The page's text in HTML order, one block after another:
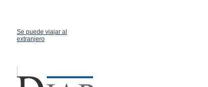
Se puede viajar al
extranjero